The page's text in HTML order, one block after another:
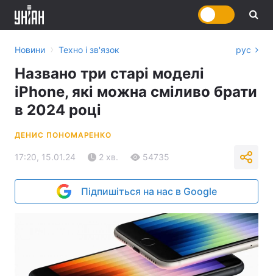
Новини › Техно і зв'язок рус
Названо три старі моделі
iPhone, які можна сміливо брати
в 2024 році
ДЕНИС ПОНОМАРЕНКО
17:20, 15.01.24 2 хв. 54735
Підпишіться на нас в Google